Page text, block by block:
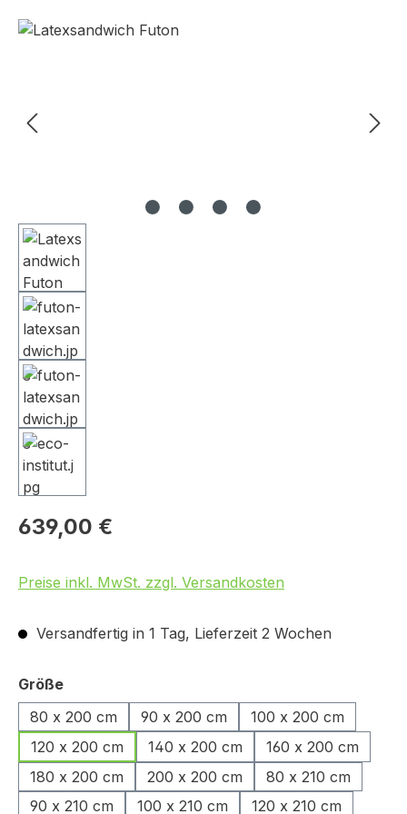
Bildergalerie überspringen
639,00 €
Preise inkl. MwSt. zzgl. Versandkosten
Versandfertig in 1 Tag, Lieferzeit 2 Wochen
Größeauswählen
80 x 200 cm
90 x 200 cm
100 x 200 cm
120 x 200 cm
140 x 200 cm
160 x 200 cm
180 x 200 cm
200 x 200 cm
80 x 210 cm
90 x 210 cm
100 x 210 cm 120 x 210 cm